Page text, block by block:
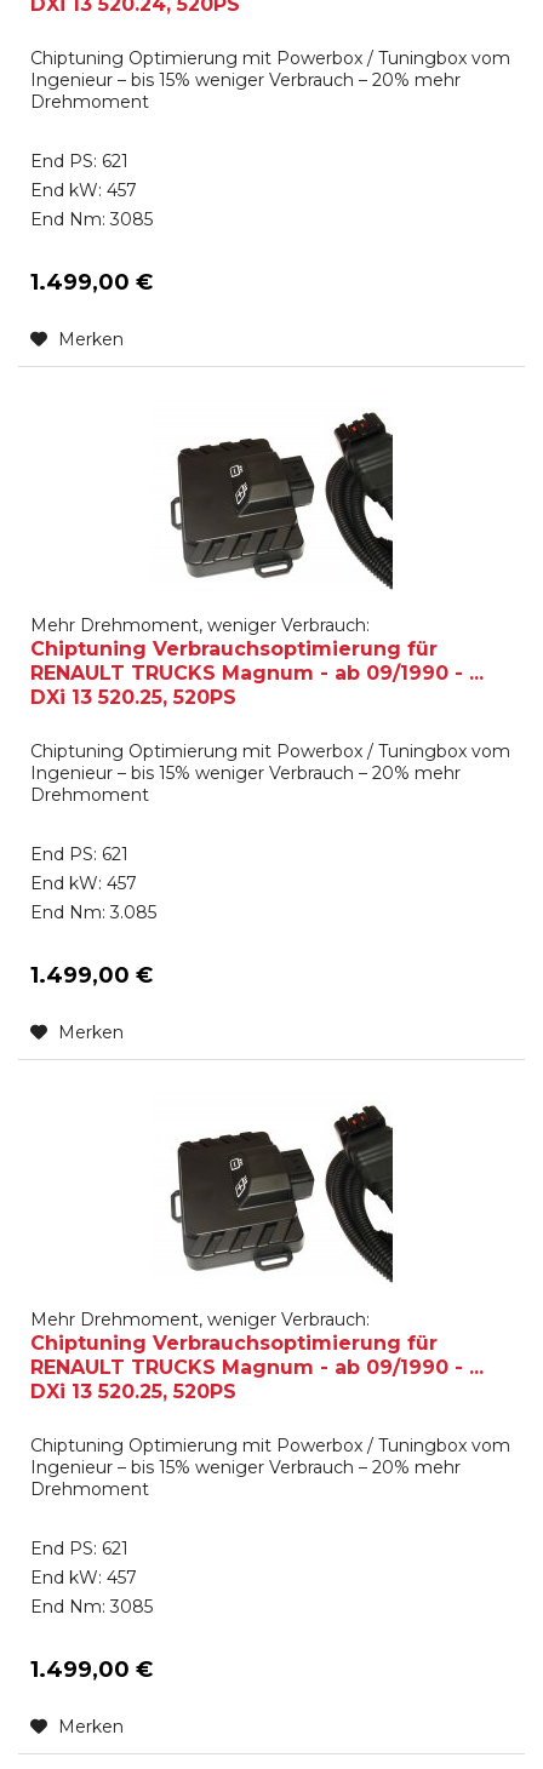
Chiptuning Optimierung mit Powerbox / Tuningbox vom
Ingenieur – bis 15% weniger Verbrauch – 20% mehr
Drehmoment
End PS: 621
End kW: 457
End Nm: 3085
1.499,00 €
Merken
Mehr Drehmoment, weniger Verbrauch:
Chiptuning Verbrauchsoptimierung für
RENAULT TRUCKS Magnum - ab 09/1990 - ...
DXi 13 520.25, 520PS
Chiptuning Optimierung mit Powerbox / Tuningbox vom
Ingenieur – bis 15% weniger Verbrauch – 20% mehr
Drehmoment
End PS: 621
End kW: 457
End Nm: 3.085
1.499,00 €
Merken
Mehr Drehmoment, weniger Verbrauch:
Chiptuning Verbrauchsoptimierung für
RENAULT TRUCKS Magnum - ab 09/1990 - ...
DXi 13 520.25, 520PS
Chiptuning Optimierung mit Powerbox / Tuningbox vom
Ingenieur – bis 15% weniger Verbrauch – 20% mehr
Drehmoment
End PS: 621
End kW: 457
End Nm: 3085
1.499,00 €
Merken